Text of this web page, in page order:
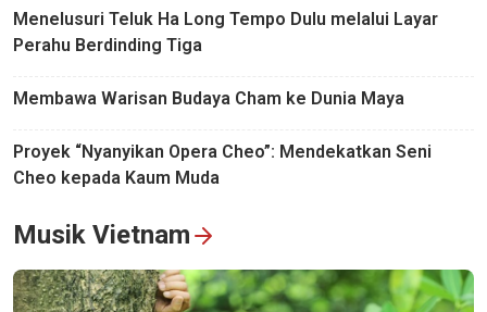
Menelusuri Teluk Ha Long Tempo Dulu melalui Layar
Perahu Berdinding Tiga
Membawa Warisan Budaya Cham ke Dunia Maya
Proyek “Nyanyikan Opera Cheo”: Mendekatkan Seni
Cheo kepada Kaum Muda
Musik Vietnam